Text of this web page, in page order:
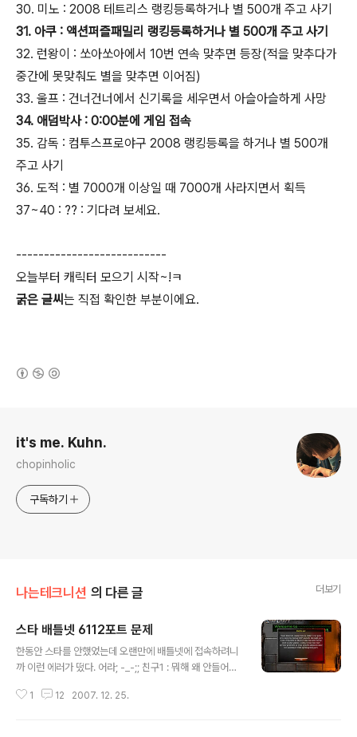
30. 미노 : 2008 테트리스 랭킹등록하거나 별 500개 주고 사기
31. 아쿠 : 액션퍼즐패밀리 랭킹등록하거나 별 500개 주고 사기
32. 런왕이 : 쏘아쏘아에서 10번 연속 맞추면 등장(적을 맞추다가
중간에 못맞춰도 별을 맞추면 이어짐)
33. 울프 : 건너건너에서 신기록을 세우면서 아슬아슬하게 사망
34. 애덤박사 : 0:00분에 게임 접속
35. 감독 : 컴투스프로야구 2008 랭킹등록을 하거나 별 500개
주고 사기
36. 도적 : 별 7000개 이상일 때 7000개 사라지면서 획득
37~40 : ?? : 기다려 보세요.
---------------------------
오늘부터 캐릭터 모으기 시작~!ㅋ
굵은 글씨는 직접 확인한 부분이에요.
it's me. Kuhn.
chopinholic
구독하기
나는테크니션 의 다른 글 더보기
스타 배틀넷 6112포트 문제
한동안 스타를 안했었는데 오랜만에 배틀넷에 접속하려니
까 이런 에러가 떴다. 어라; -_-;; 친구1 : 뭐해 왜 안들어와.
ㄱㄱ 로그인은 되길래 접속했더니 CREATE/JOIN이 안된
1 12 2007. 12. 25.